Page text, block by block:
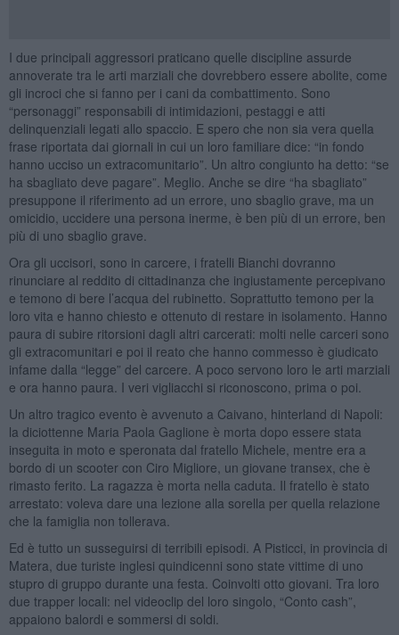
I due principali aggressori praticano quelle discipline assurde
annoverate tra le arti marziali che dovrebbero essere abolite, come
gli incroci che si fanno per i cani da combattimento. Sono
“personaggi” responsabili di intimidazioni, pestaggi e atti
delinquenziali legati allo spaccio. E spero che non sia vera quella
frase riportata dai giornali in cui un loro familiare dice: “in fondo
hanno ucciso un extracomunitario”. Un altro congiunto ha detto: “se
ha sbagliato deve pagare”. Meglio. Anche se dire “ha sbagliato”
presuppone il riferimento ad un errore, uno sbaglio grave, ma un
omicidio, uccidere una persona inerme, è ben più di un errore, ben
più di uno sbaglio grave.
Ora gli uccisori, sono in carcere, i fratelli Bianchi dovranno
rinunciare al reddito di cittadinanza che ingiustamente percepivano
e temono di bere l’acqua del rubinetto. Soprattutto temono per la
loro vita e hanno chiesto e ottenuto di restare in isolamento. Hanno
paura di subire ritorsioni dagli altri carcerati: molti nelle carceri sono
gli extracomunitari e poi il reato che hanno commesso è giudicato
infame dalla “legge” del carcere. A poco servono loro le arti marziali
e ora hanno paura. I veri vigliacchi si riconoscono, prima o poi.
Un altro tragico evento è avvenuto a Caivano, hinterland di Napoli:
la diciottenne Maria Paola Gaglione è morta dopo essere stata
inseguita in moto e speronata dal fratello Michele, mentre era a
bordo di un scooter con Ciro Migliore, un giovane transex, che è
rimasto ferito. La ragazza è morta nella caduta. Il fratello è stato
arrestato: voleva dare una lezione alla sorella per quella relazione
che la famiglia non tollerava.
Ed è tutto un susseguirsi di terribili episodi. A Pisticci, in provincia di
Matera, due turiste inglesi quindicenni sono state vittime di uno
stupro di gruppo durante una festa. Coinvolti otto giovani. Tra loro
due trapper locali: nel videoclip del loro singolo, “Conto cash”,
appaiono balordi e sommersi di soldi.